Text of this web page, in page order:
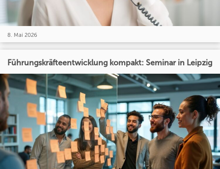
8. Mai 2026
Führungskräfteentwicklung kompakt: Seminar in Leipzig